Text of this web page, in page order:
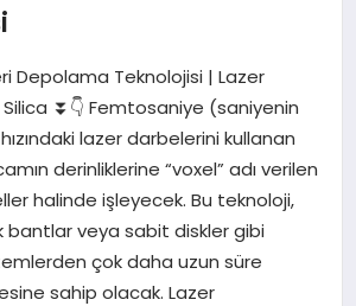
Depolama Teknolojisi | Lazer
⏬👇 Femtosaniye (saniyenin
lazer darbelerini kullanan
derinliklerine “voxel” adı verilen
halinde işleyecek. Bu teknoloji,
bantlar veya sabit diskler gibi
çok daha uzun süre
sahip olacak. Lazer